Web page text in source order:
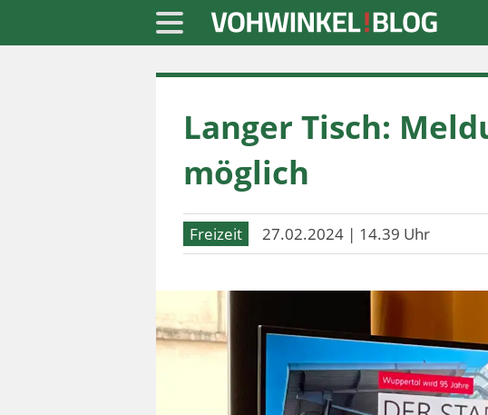
Startseite
» Blaulicht
» Freizeit
» Notizen
» Politik
» Wirtschaft
Werbung
Langer Tisch:
möglich
Freizeit 27.02.2024 | 14.39 Uhr